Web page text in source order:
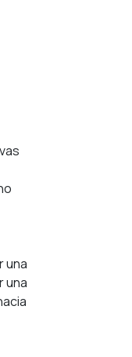
una
una